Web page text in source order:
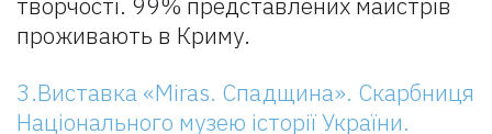
проживають в Криму.
3.Виставка «Miras. Спадщина». Скарбниця
Національного музею історії України.